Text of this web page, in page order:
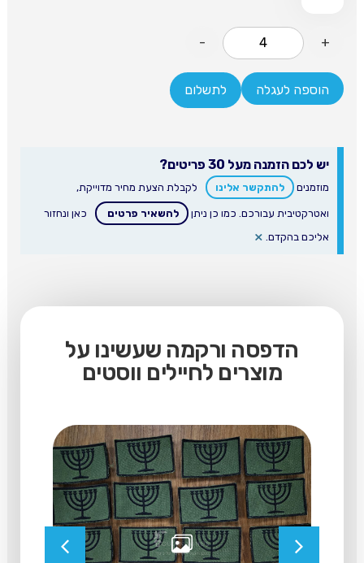
- +
הוספה לעגלה לתשלום
יש לכם הזמנה מעל 30 פריטים?
מוזמנים להתקשר אלינו לקבלת הצעת מחיר מדוייקת,
ואטרקטיבית עבורכם. כמו כן ניתן להשאיר פרטים
כאן ונחזור
אליכם בהקדם. ×
הדפסה ורקמה שעשינו על
מוצרים לחיילים ווסטים